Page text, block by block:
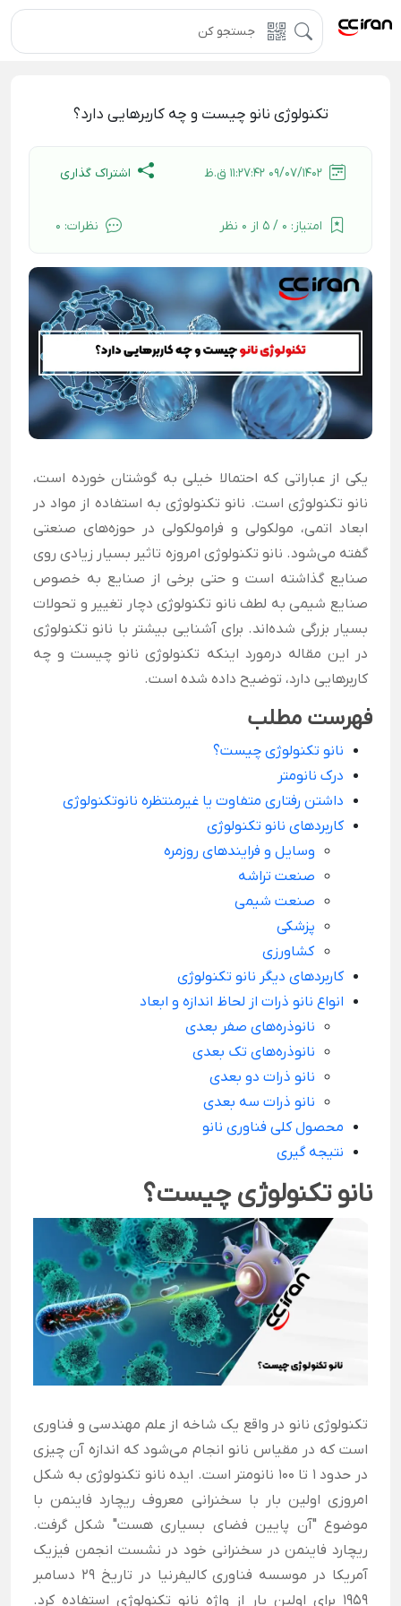
تکنولوژی نانو چیست و چه کاربرهایی دارد؟
09/07/1402 11:27:42 ق.ظ اشتراک گذاری
امتیاز: 0 / 5 از 0 نظر نظرات: 0
یکی از عباراتی که احتمالا خیلی به گوشتان خورده است،
نانو تکنولوژی است. نانو تکنولوژی به استفاده از مواد در
ابعاد اتمی، مولکولی و فرامولکولی در حوزه‌های صنعتی
گفته می‌شود. نانو تکنولوژی امروزه تاثیر بسیار زیادی روی
صنایع گذاشته است و حتی برخی از صنایع به خصوص
صنایع شیمی به لطف نانو تکنولوژی دچار تغییر و تحولات
بسیار بزرگی شده‌اند. برای آشنایی بیشتر با نانو تکنولوژی
در این مقاله درمورد اینکه تکنولوژی نانو چیست و چه
کاربرهایی دارد، توضیح داده شده است.
فهرست مطلب
نانو تکنولوژی چیست؟
درک نانومتر
داشتن رفتاری متفاوت یا غیرمنتظره نانوتکنولوژی
کاربردهای نانو تکنولوژی
وسایل و فرایندهای روزمره
صنعت تراشه
صنعت شیمی
پزشکی
کشاورزی
کاربردهای دیگر نانو تکنولوژی
انواع نانو ذرات از لحاظ اندازه و ابعاد
نانوذره‌های صفر بعدی
نانوذره‌های تک بعدی
نانو ذرات دو بعدی
نانو ذرات سه بعدی
محصول کلی فناوری نانو
نتیجه گیری
نانو تکنولوژی چیست؟
تکنولوژی نانو در واقع یک شاخه از علم مهندسی و فناوری
است که در مقیاس نانو انجام می‌شود که اندازه آن چیزی
در حدود 1 تا 100 نانومتر است. ایده نانو تکنولوژی به شکل
امروزی اولین بار با سخنرانی معروف ریچارد فاینمن با
موضوع "آن پایین فضای بسیاری هست" شکل گرفت.
ریچارد فاینمن در سخنرانی خود در نشست انجمن فیزیک
آمریکا در موسسه فناوری کالیفرنیا در تاریخ 29 دسامبر
1959 برای اولین بار از واژه نانو تکنولوژی استفاده کرد.